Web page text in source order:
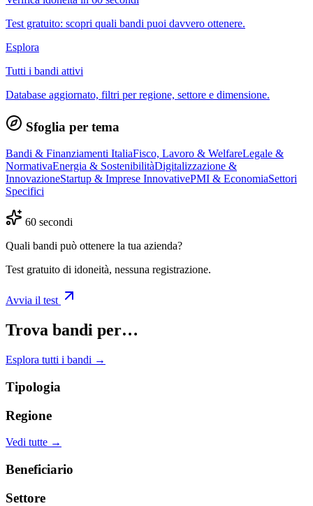
Test gratuito: scopri quali bandi puoi davvero ottenere.
Esplora
Tutti i bandi attivi
Database aggiornato, filtri per regione, settore e dimensione.
Sfoglia per tema
Bandi & Finanziamenti ItaliaFisco, Lavoro & WelfareLegale &
NormativaEnergia & SostenibilitàDigitalizzazione &
InnovazioneStartup & Imprese InnovativePMI & EconomiaSettori
Specifici
60 secondi
Quali bandi può ottenere la tua azienda?
Test gratuito di idoneità, nessuna registrazione.
Avvia il test
Trova bandi per…
Esplora tutti i bandi →
Tipologia
Regione
Vedi tutte →
Beneficiario
Settore